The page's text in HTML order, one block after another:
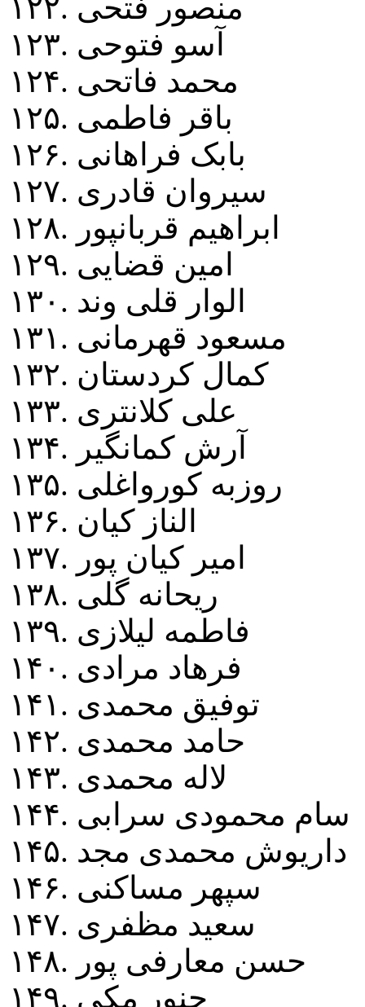
۱۲۲. منصور فتحی
۱۲۳. آسو فتوحی
۱۲۴. محمد فاتحی
۱۲۵. باقر فاطمی
۱۲۶. بابک فراهانی
۱۲۷. سيروان قادری
۱۲۸. ابراهيم قربانپور
۱۲۹. امين قضايی
۱۳۰. الوار قلی وند
۱۳۱. مسعود قهرمانی
۱۳۲. کمال کردستان
۱۳۳. علی کلانتری
۱۳۴. آرش کمانگير
۱۳۵. روزبه کورواغلی
۱۳۶. الناز کيان
۱۳۷. امير کيان پور
۱۳۸. ريحانه گلی
۱۳۹. فاطمه ليلازی
۱۴۰. فرهاد مرادی
۱۴۱. توفيق محمدی
۱۴۲. حامد محمدی
۱۴۳. لاله محمدی
۱۴۴. سام محمودی سرابی
۱۴۵. داريوش محمدی مجد
۱۴۶. سپهر مساکنی
۱۴۷. سعيد مظفری
۱۴۸. حسن معارفی پور
۱۴۹. چنور مکی